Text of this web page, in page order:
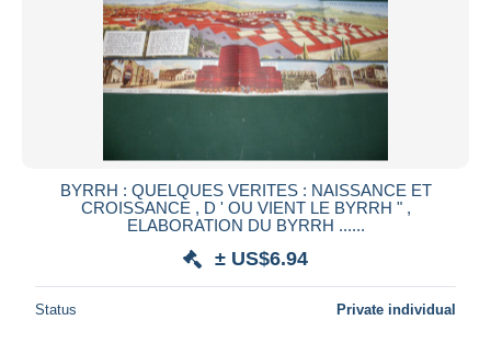
BYRRH : QUELQUES VERITES : NAISSANCE ET
CROISSANCE , D ' OU VIENT LE BYRRH " ,
ELABORATION DU BYRRH ......
± US$6.94
Status Private individual